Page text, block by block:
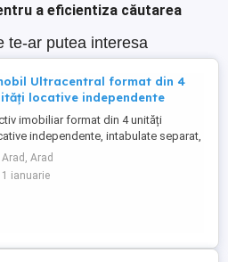
a eficientiza căutarea
te-ar putea interesa
Ultracentral format din 4
locative independente
imobiliar format din 4 unități
independente, intabulate separat,
propriu.” – Investiție excelentă în
Ultracentral! O oportunitate rară
investitori! Se oferă spre vânzare o
Arad, Arad
1 ianuarie